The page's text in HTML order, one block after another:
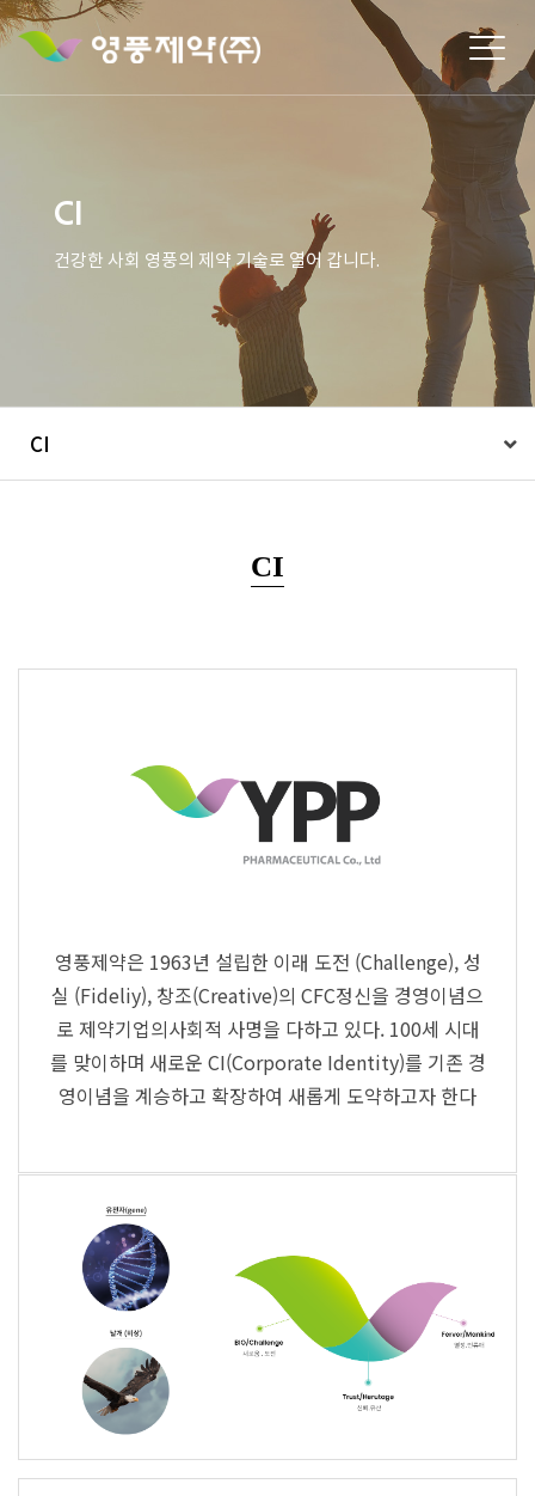
CI
건강한 사회 영풍의 제약 기술로 열어 갑니다.
CI
CI
영풍제약은 1963년 설립한 이래 도전 (Challenge), 성
실 (Fideliy), 창조(Creative)의 CFC정신을 경영이념으
로 제약기업의사회적 사명을 다하고 있다.100세 시대
를 맞이하며 새로운 CI(Corporate Identity)를 기존 경
영이념을 계승하고 확장하여 새롭게 도약하고자 한다